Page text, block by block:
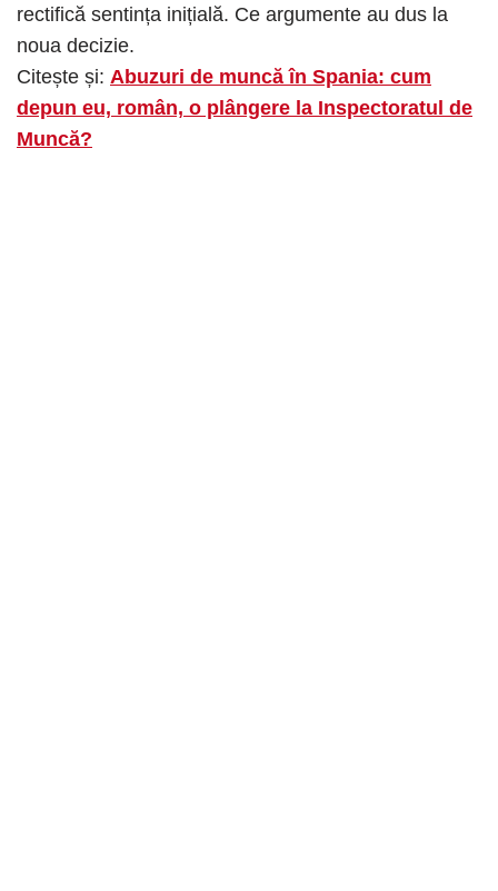
rectifică sentința inițială. Ce argumente au dus la
noua decizie.
Citește și: Abuzuri de muncă în Spania: cum
depun eu, român, o plângere la Inspectoratul de
Muncă?